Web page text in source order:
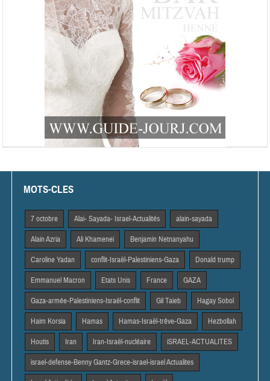
MOTS-CLES
7 octobre Alai- Sayada- Israel-Actualités alain-sayada
Alain Azria Ali Khamenei Benjamin Netnanyahu
Caroline Yadan conflit-Israël-Palestiniens-Gaza Donald trump
Emmanuel Macron Etats Unis France GAZA
Gaza-armée-Palestiniens-Israël-conflit Gil Taieb Hagay Sobol
Haim Korsia Hamas Hamas-Israël-trêve-Gaza Hezbollah
Houtis Iran Iran-Israël-nucléaire iSRAEL-ACTUALITES
israel-defense-Benny Gantz-Grece-israel-israel Actualites